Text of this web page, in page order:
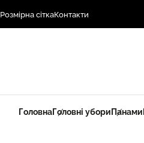
Розмірна сіткаКонтакти
ГоловнаГоловні убори Панами